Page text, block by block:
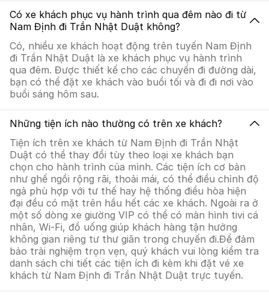
Có xe khách phục vụ hành trình qua đêm nào đi từ
Nam Định đi Trần Nhật Duật không?
Có, nhiều xe khách hoạt động trên tuyến Nam Định
đi Trần Nhật Duật là xe khách phục vụ hành trình
qua đêm. Được thiết kế cho các chuyến đi đường dài,
bạn có thể đặt xe khách vào buổi tối và đi đi nơi vào
buổi sáng hôm sau.
Những tiện ích nào thường có trên xe khách?
Tiện ích trên xe khách từ Nam Định đi Trần Nhật
Duật có thể thay đổi tùy theo loại xe khách bạn
chọn cho hành trình của mình. Các tiện ích cơ bản
như ghế ngồi rộng rãi, thoải mái, có thể điều chỉnh độ
ngả phù hợp với tư thế hay hệ thống điều hòa hiện
đại đều có mặt trên hầu hết các xe khách. Ngoài ra ở
một số dòng xe giường VIP có thể có màn hình tivi cá
nhân, Wi-Fi, đồ uống giúp khách hàng tận hưởng
không gian riêng tư thư giãn trong chuyến đi.Để đảm
bảo trải nghiệm trọn vẹn, quý khách vui lòng kiểm tra
danh sách chi tiết các tiện ích đi kèm khi đặt vé xe
khách từ Nam Định đi Trần Nhật Duật trực tuyến.